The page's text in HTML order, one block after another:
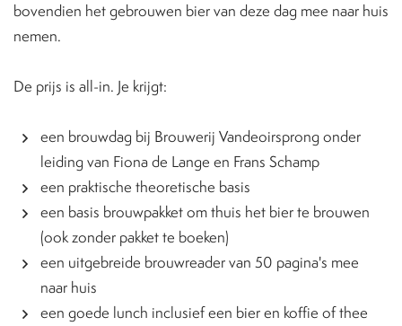
bovendien het gebrouwen bier van deze dag mee naar huis
nemen.
De prijs is all-in. Je krijgt:
een brouwdag bij Brouwerij Vandeoirsprong onder
leiding van Fiona de Lange en Frans Schamp
een praktische theoretische basis
een basis brouwpakket om thuis het bier te brouwen
(ook zonder pakket te boeken)
een uitgebreide brouwreader van 50 pagina's mee
naar huis
een goede lunch inclusief een bier en koffie of thee